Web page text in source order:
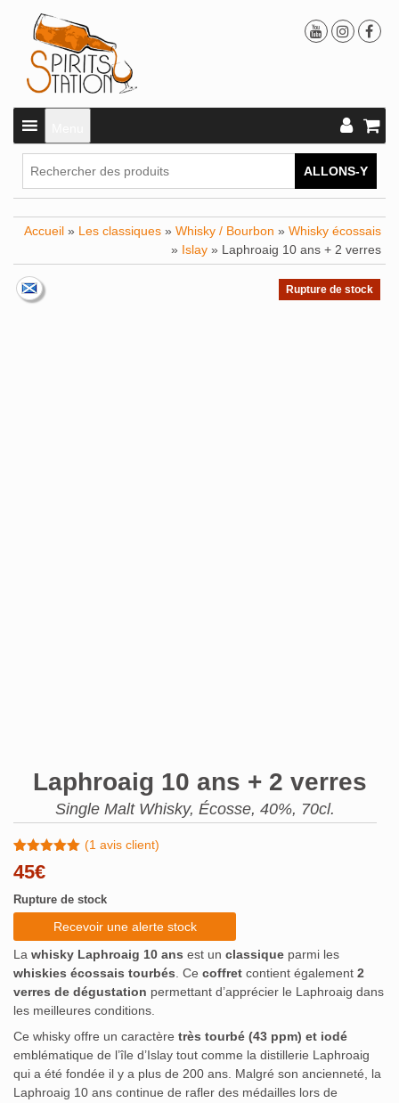
ALLONS-Y
Accueil » Les classiques » Whisky / Bourbon » Whisky écossais
» Islay » Laphroaig 10 ans + 2 verres
Laphroaig 10 ans + 2 verres
Single Malt Whisky, Écosse, 40%, 70cl.
Noté5.00
sur 5
1
notation
client
(1 avis client)
45€
Rupture de stock
Rupture de stock
Recevoir une alerte stock
La whisky Laphroaig 10 ans est un classique parmi les
whiskies écossais tourbés . Ce coffret contient également 2
verres de dégustation permettant d’apprécier le Laphroaig dans
les meilleures conditions.
Ce whisky offre un caractère très tourbé (43 ppm) et iodé
emblématique de l’île d’Islay tout comme la distillerie Laphroaig
qui a été fondée il y a plus de 200 ans. Malgré son ancienneté, la
Laphroaig 10 ans continue de rafler des médailles lors de